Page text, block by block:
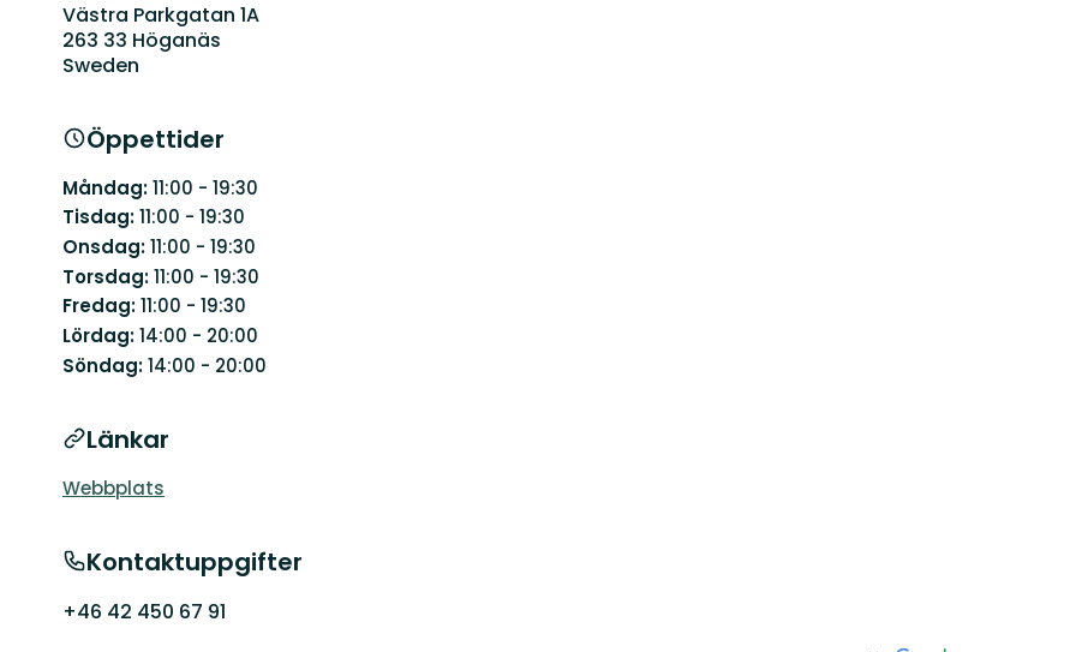
Västra Parkgatan 1A
263 33 Höganäs
Sweden
Öppettider
Måndag:11:00 - 19:30
Tisdag:11:00 - 19:30
Onsdag:11:00 - 19:30
Torsdag:11:00 - 19:30
Fredag:11:00 - 19:30
Lördag:14:00 - 20:00
Söndag:14:00 - 20:00
Länkar
Webbplats
Kontaktuppgifter
+46 42 450 67 91